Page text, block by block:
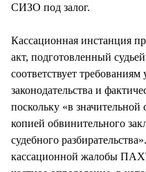
СИЗО под залог.
Кассационная инстанция
акт, подготовленный
соответствует
законодательства и
поскольку «в значительной
копией обвинительного
судебного
кассационной жалобы